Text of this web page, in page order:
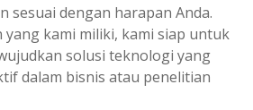
sesuai dengan harapan Anda.
yang kami miliki, kami siap untuk
solusi teknologi yang
dalam bisnis atau penelitian